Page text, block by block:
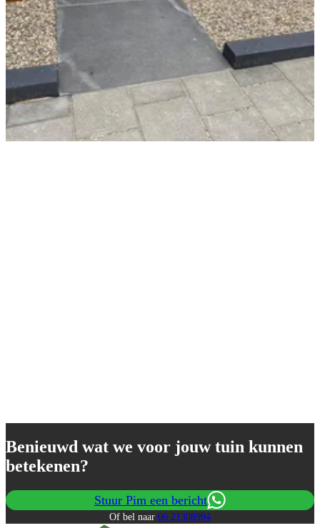
Benieuwd wat we voor jouw tuin kunnen
betekenen?
Stuur Pim een bericht
Of bel naar 06 21308994